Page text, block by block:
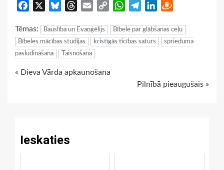
Facebook BlueskyThreads
Email
Copy
WhatsApp
TelegramLinkedIn
Tēmas: Bauslība un Evaņģēlijs
Bībele par glābšanas ceļu
Bībeles mācības studijas
kristīgās ticības saturs
sprieduma
pasludināšana
Taisnošana
Continue
« Dieva Vārda apkaunošana
Pilnībā pieaugušais »
Ieskaties